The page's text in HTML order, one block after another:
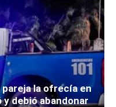
pareja la ofrecía en
debió abandonar